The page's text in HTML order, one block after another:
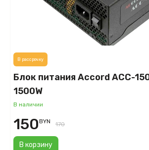
Блок питания Accord ACC-
1500W
В наличии
В корзину
В рассрочку
150BYN 170